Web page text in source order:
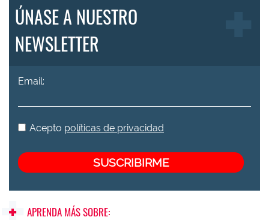
ÚNASE A NUESTRO
NEWSLETTER
Email:
Acepto políticas de privacidad
APRENDA MÁS SOBRE: